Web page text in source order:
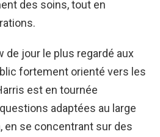
des soins, tout en
jour le plus regardé aux
fortement orienté vers les
est en tournée
adaptées au large
en se concentrant sur des